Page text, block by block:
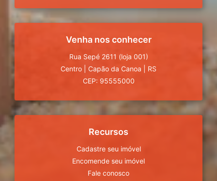
Venha nos conhecer
Rua Sepé 2611 (loja 001)
Centro
Capão da Canoa
RS
CEP: 95555000
Recursos
Cadastre seu imóvel
Encomende seu imóvel
Fale conosco